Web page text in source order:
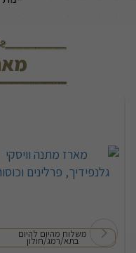
משלוח מהיום להיום
בתא/רמג/חולון